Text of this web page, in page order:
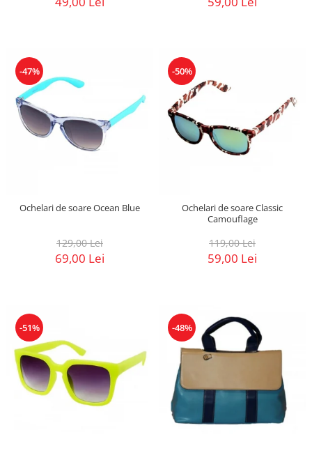
-47%
Ochelari de soare Ocean Blue
129,00 Lei
69,00 Lei
-50%
Ochelari de soare Classic
Camouflage
119,00 Lei
59,00 Lei
-51% -48%